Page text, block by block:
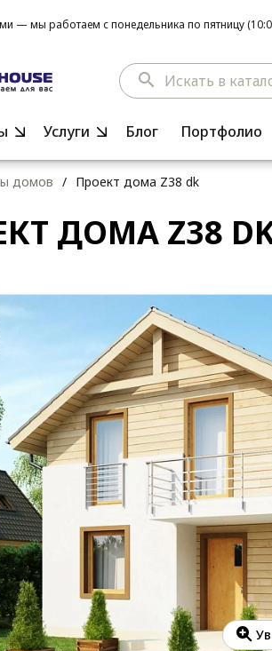
— мы работаем с понедельника по пятницу
search
Услуги Блог Портфолио
домов / Проект дома Z38 dk
ДОМА Z38